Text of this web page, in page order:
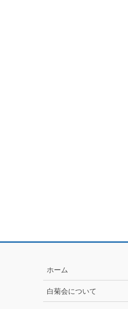
ホーム
白菊会について